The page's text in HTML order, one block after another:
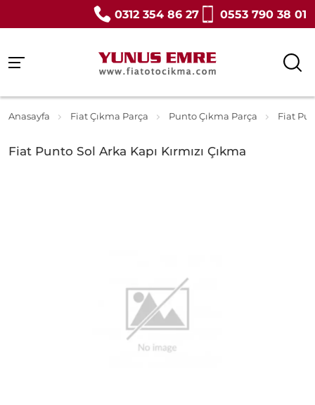
0312 354 86 27 0553 790 38 01
Anasayfa Fiat Çıkma Parça Punto Çıkma Parça Fiat
Fiat Punto Sol Arka Kapı Kırmızı Çıkma